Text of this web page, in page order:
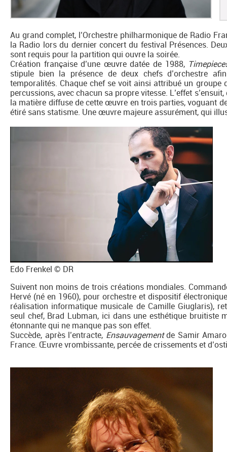
Au grand complet, l’Orchestre philharmonique de Radio
la Radio lors du dernier concert du festival Présences.
sont requis pour la partition qui ouvre la soirée.
Création française d’une œuvre datée de 1988,
stipule bien la présence de deux chefs d’orchestre
temporalités. Chaque chef se voit ainsi attribué un groupe
percussions, avec chacun sa propre vitesse. L’effet
la matière diffuse de cette œuvre en trois parties, voguant
étiré sans statisme. Une œuvre majeure assurément, qui
Edo Frenkel © DR
Suivent non moins de trois créations mondiales.
Hervé (né en 1960), pour orchestre et dispositif
réalisation informatique musicale de Camille Giuglaris),
seul chef, Brad Lubman, ici dans une esthétique bruitiste
étonnante qui ne manque pas son effet.
Succède, après l’entracte, Ensauvagementde Samir
France. Œuvre vrombissante, percée de crissements et